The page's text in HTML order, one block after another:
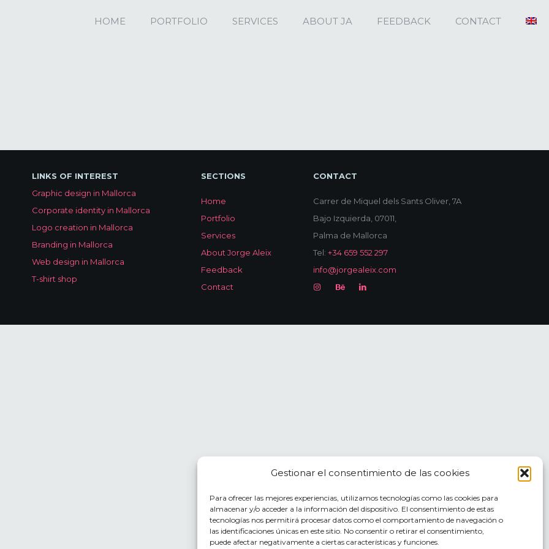
Gestionar el consentimiento de las cookies
Para ofrecer las mejores experiencias, utilizamos tecnologías como las cookies para
almacenar y/o acceder a la información del dispositivo. El consentimiento de estas
tecnologías nos permitirá procesar datos como el comportamiento de navegación o
las identificaciones únicas en este sitio. No consentir o retirar el consentimiento,
puede afectar negativamente a ciertas características y funciones.
HOME PORTFOLIO SERVICES ABOUT JA FEEDBACK CONTACT
LINKS OF INTEREST
Graphic design in Mallorca
Corporate identity in Mallorca
Logo creation in Mallorca
Branding in Mallorca
Web design in Mallorca
T-shirt shop
SECTIONS
Home
Portfolio
Services
About Jorge Aleix
Feedback
Contact
CONTACT
Carrer de Miquel dels Sants Oliver, 7A
Bajo Izquierda, 07011,
Palma de Mallorca
Tel:+34 659 552 297
info@jorgealeix.com